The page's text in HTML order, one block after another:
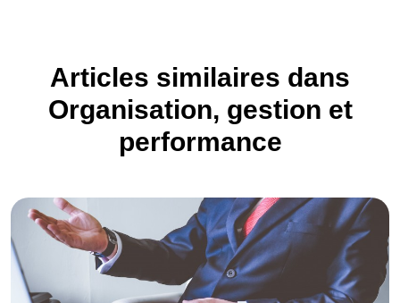
Articles similaires dans
Organisation, gestion et
performance